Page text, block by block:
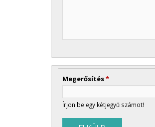
Megerősítés*
Írjon be egy kétjegyű számot!